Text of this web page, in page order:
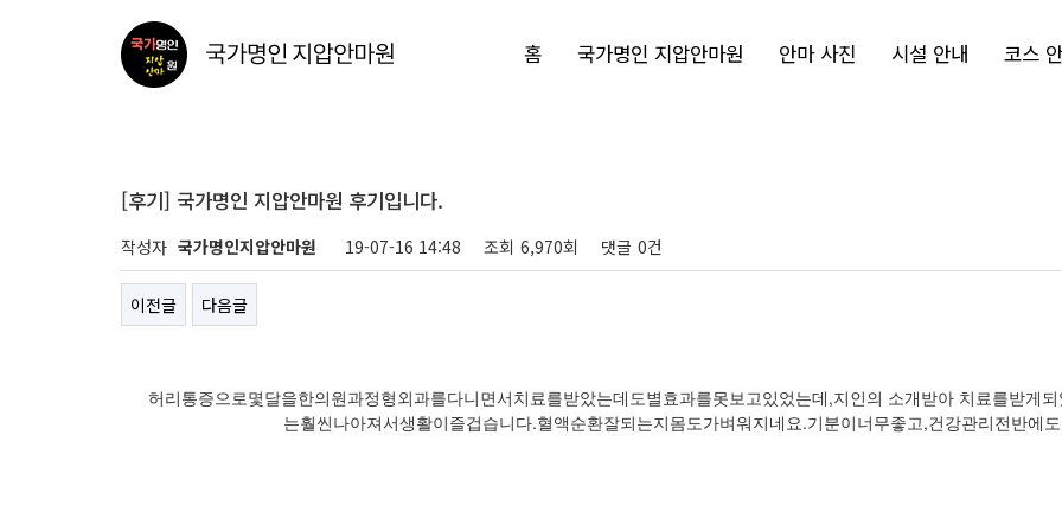
홈 국가명인 지압안마원 안마 사진 시설 안내 코스
[후기] 국가명인 지압안마원 후기입니다.
작성자 국가명인지압안마원 19-07-16 14:48 조회 6,970회 댓글 0건
이전글 다음글
허리통증으로몇달을한의원과정형외과를다니면서치료를받았는데도별효과를못보고있었는데,지인의 소개받아 치료를받게
는훨씬나아져서생활이즐겁습니다.혈액순환잘되는지몸도가벼워지네요.기분이너무좋고,건강관리전반에